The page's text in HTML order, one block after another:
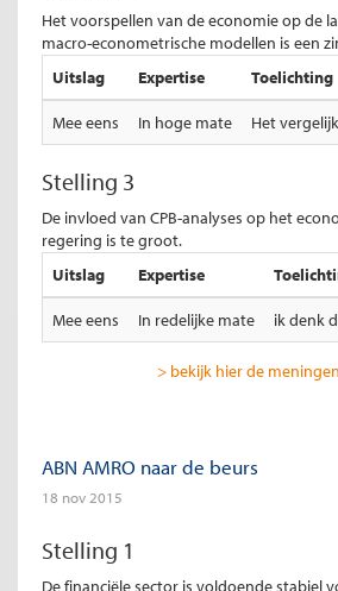
Het voorspellen van de economie op de
macro-econometrische modellen is een
Uitslag
Expertise Toelichting
Mee eens In hoge mate Het
Stelling 3
De invloed van CPB-analyses op het
regering is te groot.
Uitslag
Expertise
Mee eens In redelijke mate ik denk
> bekijk hier de
ABN AMRO naar de beurs
18 nov 2015
Stelling 1
De financiële sector is voldoende stabiel